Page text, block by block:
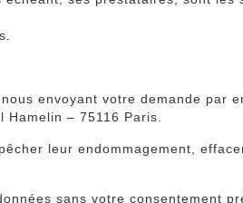
envoyant votre demande par
– 75116 Paris.
leur endommagement,
sans votre consentement